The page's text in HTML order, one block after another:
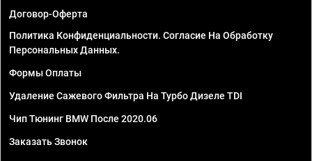
Договор-Оферта
Политика Конфиденциальности. Согласие На Обработку
Персональных Данных.
Формы Оплаты
Удаление Сажевого Фильтра На Турбо Дизеле TDI
Чип Тюнинг BMW После 2020.06
Заказать Звонок